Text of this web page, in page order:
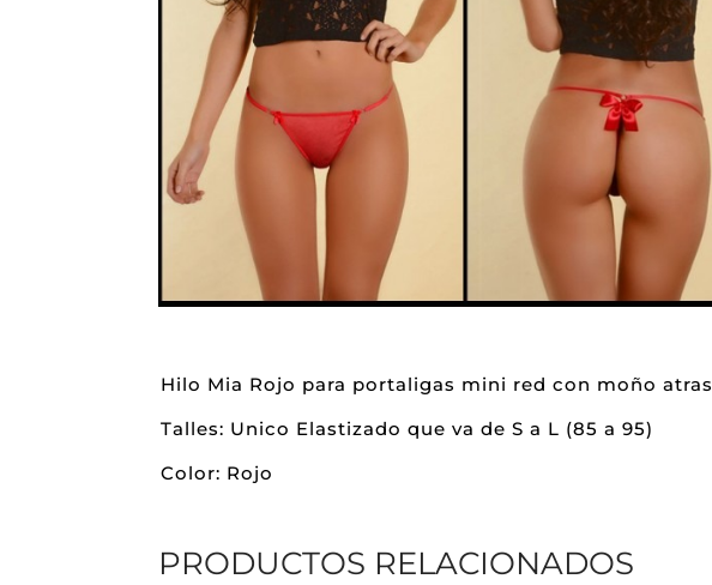
Hilo Mia Rojo para portaligas mini red con moño atras
Talles: Unico Elastizado que va de S a L (85 a 95)
Color: Rojo
PRODUCTOS RELACIONADOS